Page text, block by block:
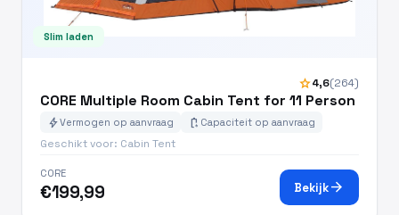
Slim laden
star4,6(264)
CORE Multiple Room Cabin Tent for 11 Person
boltVermogen op aanvraag battery_charging_full Capaciteit op aanvraag
Geschikt voor: Cabin Tent
CORE
€199,99 Bekijkarrow_forward